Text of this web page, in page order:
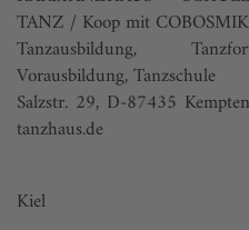
TANZ / Koop mit
Tanzausbildung,
Vorausbildung, Tanzschule
Salzstr. 29, D-87435
tanzhaus.de
Kiel